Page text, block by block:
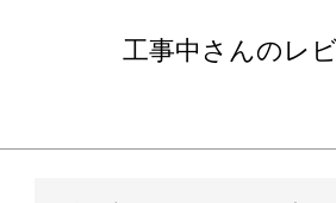
工事中さんのレ